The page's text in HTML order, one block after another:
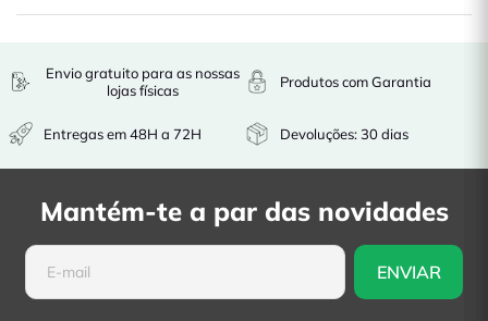
Envio gratuito para as nossas
lojas físicas
Entregas em 48H a 72H
Produtos com Garantia
Devoluções: 30 dias
Mantém-te a par das novidades